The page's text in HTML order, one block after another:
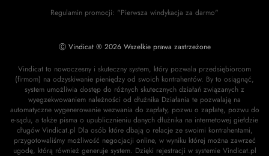
Regulamin promocji: "Pierwsza windykacja za darmo"
Ⓒ Vindicat ® 2026 Wszelkie prawa zastrzeżone
Vindicat to nowoczesny i skuteczny system, który pozwala przedsiębiorcom
(firmom) na odzyskiwanie pieniędzy od swoich kontrahentów. By to osiągnąć,
system umożliwia dostęp do różnych skutecznych działań związanych z
wyegzekwowaniem należności od dłużnika Działania te pozwalają na
automatyczne wygenerowanie wezwania do zapłaty, pozwu o zapłatę, pozwu do
e-sądu, a także pisma o upublicznieniu danych dłużnika na internetowej giełdzie
długów Vindicat.pl Dla osób które dbają o relacje ze swoimi kontrahentami,
przygotowaliśmy możliwość negocjacji online, w wyniku której można zawrzeć
ugodę, którą również generuje system. Dzięki rejestracji w systemie Vindicat.pl